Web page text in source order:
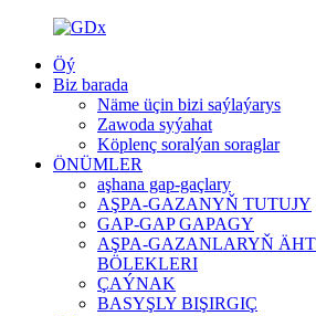
Öý
Biz barada
Näme üçin bizi saýlaýarys
Zawoda syýahat
Köplenç soralýan soraglar
ÖNÜMLER
aşhana gap-gaçlary
AŞPA-GAZANYŇ TUTUJY
GAP-GAP GAPAGY
AŞPA-GAZANLARYŇ
BÖLEKLERI
ÇAÝNAK
BASYŞLY BIŞIRGIÇ